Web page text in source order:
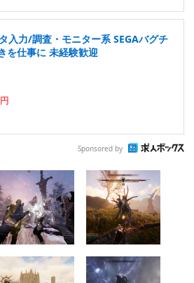
入力/調査・モニター系 SEGAバグチ
を仕事に 未経験歓迎
Sponsored by